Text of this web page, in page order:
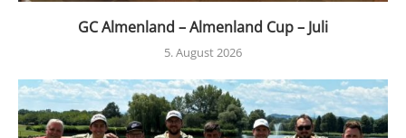
GC Almenland – Almenland Cup – Juli
5. August 2026